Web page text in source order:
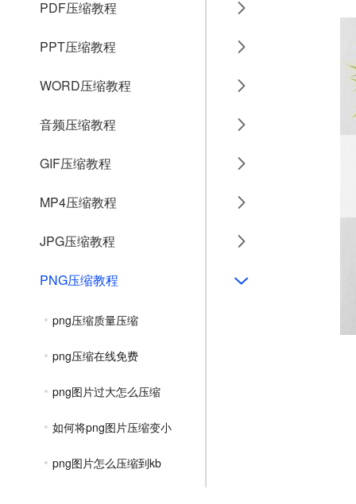
PDF压缩教程
PPT压缩教程
WORD压缩教程
音频压缩教程
GIF压缩教程
MP4压缩教程
JPG压缩教程
PNG压缩教程
png压缩质量压缩
png压缩在线免费
png图片过大怎么压缩
如何将png图片压缩变小
png图片怎么压缩到kb